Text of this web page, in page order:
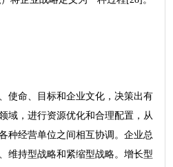
使命、目标和企业文化，决策出有
域，进行资源优化和合理配置，从
种经营单位之间相互协调。企业总
维持型战略和紧缩型战略。增长型